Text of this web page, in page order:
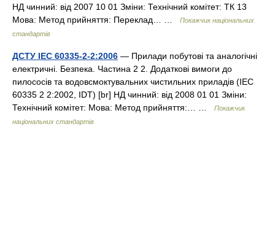
НД чинний: від 2007 10 01 Зміни: Технічний комітет: ТК 13
Мова: Метод прийняття: Переклад… …
Покажчик національних
стандартів
ДСТУ IEC 60335-2-2:2006 — Прилади побутові та аналогічні
електричні. Безпека. Частина 2 2. Додаткові вимоги до
пилососів та водовсмоктувальних чистильних приладів (IEC
60335 2 2:2002, IDT) [br] НД чинний: від 2008 01 01 Зміни:
Технічний комітет: Мова: Метод прийняття:… …
Покажчик
національних стандартів